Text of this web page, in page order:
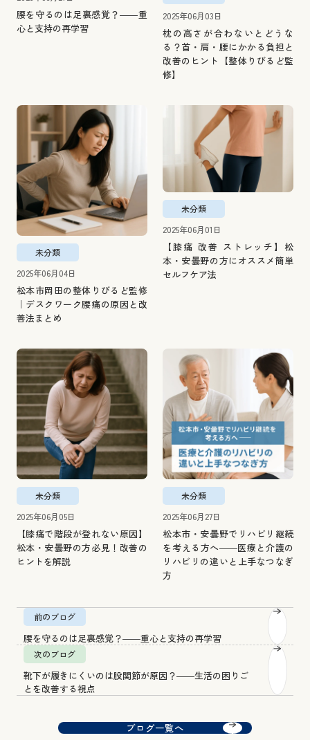
腰を守るのは足裏感覚？――重
心と支持の再学習
2025年06月03日
枕の高さが合わないとどうな
る？首・肩・腰にかかる負担と
改善のヒント【整体りびるど監
修】
未分類
2025年06月04日
松本市岡田の整体りびるど監修
｜デスクワーク腰痛の原因と改
善法まとめ
未分類
2025年06月01日
【膝痛 改善 ストレッチ】松
本・安曇野の方にオススメ簡単
セルフケア法
未分類
2025年06月05日
【膝痛で階段が登れない原因】
松本・安曇野の方必見！改善の
ヒントを解説
未分類
2025年06月27日
松本市・安曇野でリハビリ継続
を考える方へ――医療と介護の
リハビリの違いと上手なつなぎ
方
前のブログ
腰を守るのは足裏感覚？――重心と支持の再学習
次のブログ
靴下が履きにくいのは股関節が原因？――生活の困りご
とを改善する視点
ブログ一覧へ